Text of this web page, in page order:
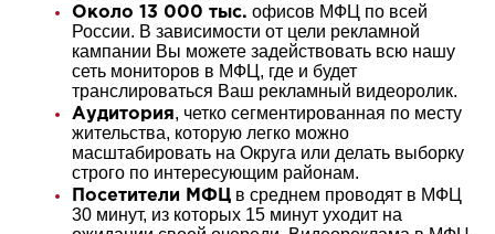
Около 13 000 тыс. офисов МФЦ по всей
России. В зависимости от цели рекламной
кампании Вы можете задействовать всю нашу
сеть мониторов в МФЦ, где и будет
транслироваться Ваш рекламный видеоролик.
Аудитория, четко сегментированная по месту
жительства, которую легко можно
масштабировать на Округа или делать выборку
строго по интересующим районам.
Посетители МФЦ в среднем проводят в МФЦ
30 минут, из которых 15 минут уходит на